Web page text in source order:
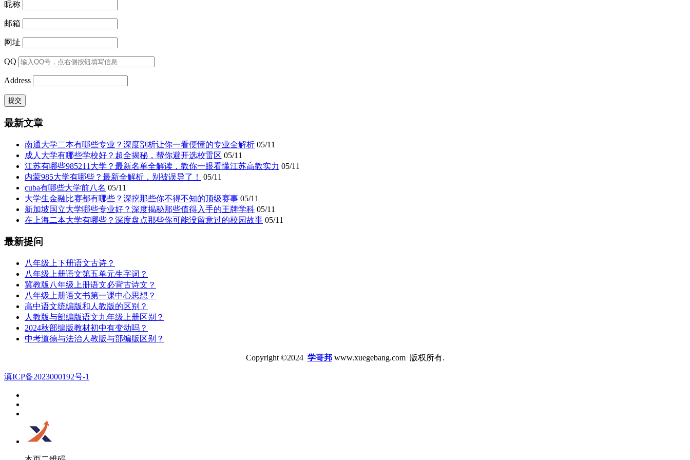
昵称
邮箱
网址
QQ
Address
最新文章
南通大学二本有哪些专业？深度剖析让你一看便懂的专业全解析 05/11
成人大学有哪些学校好？超全揭秘，帮你避开选校雷区 05/11
江苏有哪些985211大学？最新名单全解读，教你一眼看懂江苏高教实力 05/11
内蒙985大学有哪些？最新全解析，别被误导了！
05/11
cuba有哪些大学前八名 05/11
大学生金融比赛都有哪些？深挖那些你不得不知的顶级赛事 05/11
新加坡国立大学哪些专业好？深度揭秘那些值得入手的王牌学科 05/11
在上海二本大学有哪些？深度盘点那些你可能没留意过的校园故事 05/11
最新提问
八年级上下册语文古诗？
八年级上册语文第五单元生字词？
冀教版八年级上册语文必背古诗文？
八年级上册语文书第一课中心思想？
高中语文统编版和人教版的区别？
人教版与部编版语文九年级上册区别？
2024秋部编版教材初中有变动吗？
中考道德与法治人教版与部编版区别？
Copyright ©2024 学哥邦www.xuegebang.com 版权所有.
滇ICP备2023000192号-1